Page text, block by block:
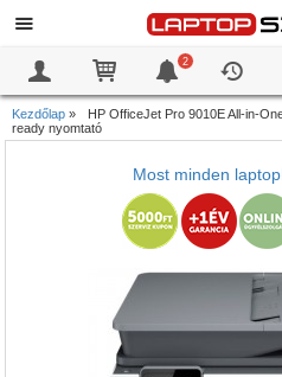
2
Kezdőlap »
HP OfficeJet Pro 9010E All-in-
ready nyomtató
Most minden